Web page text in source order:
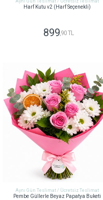
Harf Kutu v2 (Harf Seçenekli)
899,90 TL
Aynı Gün Teslimat / Ücretsiz Teslimat
Pembe Güllerle Beyaz Papatya Buketi